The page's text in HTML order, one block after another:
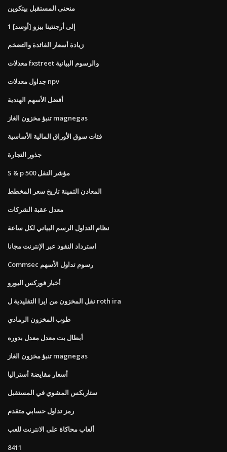
منحنى المستقبل بيتكوين
1 [أوسد] إلى أرجنتينا بيزو
زيادة أسعار الفائدة والتضخم
معدلات fxstreet والرسوم البيانية
جداول معدلات npv
أفضل الأسهم الهندية
تنبؤ مخزون الغاز magnegas
فئات سوق الأوراق المالية الأساسية
جذور التجارة
S & p 500 مؤشر النقل
المعادن الثمينة تاريخ سعر المخطط
معدل عقبة الشركات
نظام التداول الرسم البياني لكل ساعة
استرداد النقود عبر الإنترنت مجانا
Commsec رسوم تداول الأسهم
أخبار فوركس اليورو
نقل المخزون من ايرا التقليدية ل roth ira
طوب المخزون الرمادي
أبطال بت معدل معدل بدوره
تنبؤ مخزون الغاز magnegas
أسعار مقايضة أستراليا
ستاربكس المشوي في المستقبل
رمز تداول حسابي متقدم
ألعاب محاكاة على الانترنت للعب
8411